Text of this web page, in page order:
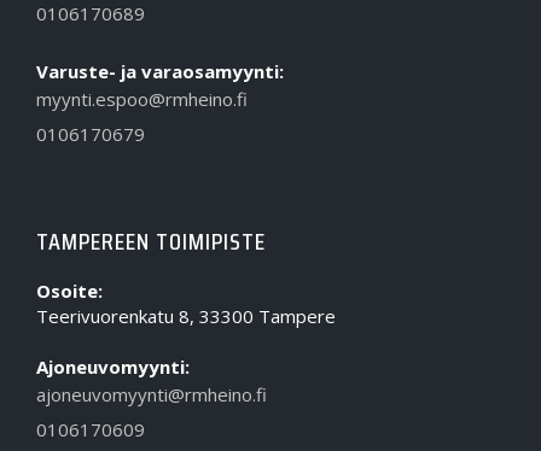
0106170689
Varuste- ja varaosamyynti:
myynti.espoo@rmheino.fi
0106170679
TAMPEREEN TOIMIPISTE
Osoite:
Teerivuorenkatu 8, 33300 Tampere
Ajoneuvomyynti:
ajoneuvomyynti@rmheino.fi
0106170609